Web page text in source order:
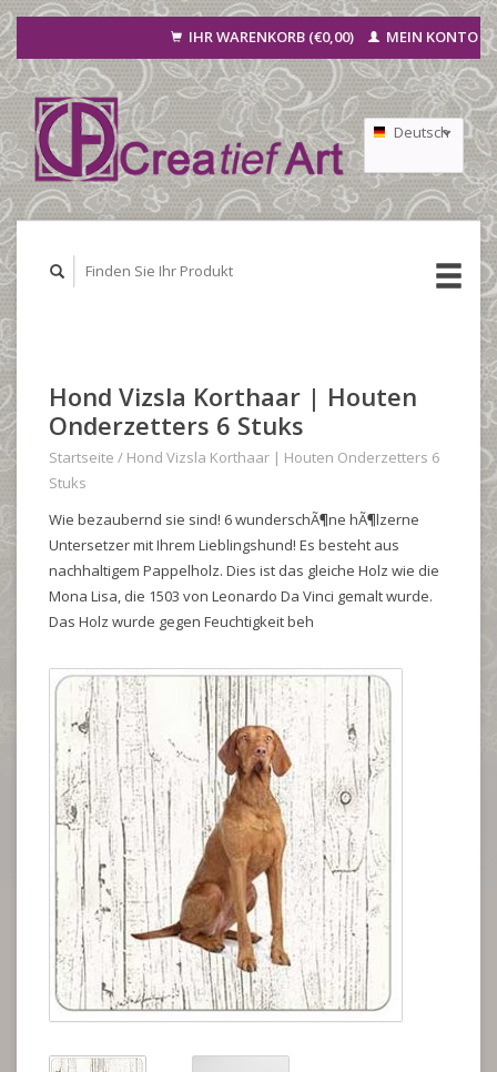
IHR WARENKORB (€0,00) MEIN KONTO
Deutsch
Nederlands
Hond Vizsla Korthaar | Houten
Onderzetters 6 Stuks
Startseite / Hond Vizsla Korthaar | Houten Onderzetters 6
Stuks
Wie bezaubernd sie sind! 6 wunderschÃ¶ne hÃ¶lzerne
Untersetzer mit Ihrem Lieblingshund! Es besteht aus
nachhaltigem Pappelholz. Dies ist das gleiche Holz wie die
Mona Lisa, die 1503 von Leonardo Da Vinci gemalt wurde.
Das Holz wurde gegen Feuchtigkeit beh